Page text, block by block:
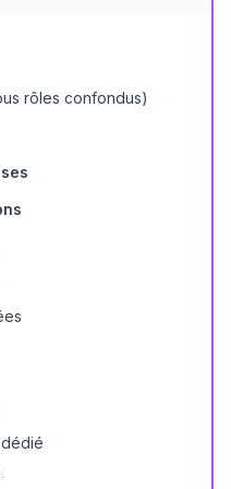
rôles confondus)